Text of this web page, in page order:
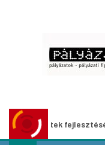
fejlesztésére